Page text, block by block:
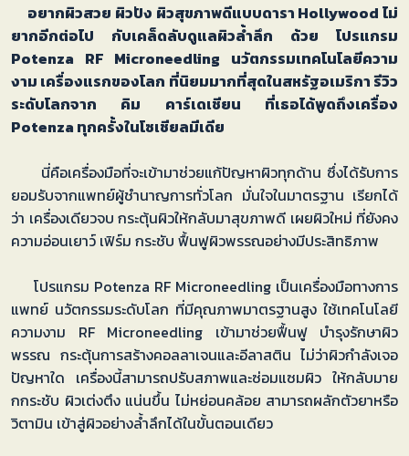
อยากผิวสวย ผิวปัง ผิวสุขภาพดีแบบดารา Hollywood ไม่
ยากอีกต่อไป กับเคล็ดลับดูแลผิวล้ำลึก ด้วย โปรแกรม
Potenza RF Microneedling นวัตกรรมเทคโนโลยีความ
งาม เครื่องแรกของโลก ที่นิยมมากที่สุดในสหรัฐอเมริกา รีวิว
ระดับโลกจาก คิม คาร์เดเชียน ที่เธอได้พูดถึงเครื่อง
Potenza ทุกครั้งในโซเชียลมีเดีย
นี่คือเครื่องมือที่จะเข้ามาช่วยแก้ปัญหาผิวทุกด้าน ซึ่งได้รับการ
ยอมรับจากแพทย์ผู้ชำนาญการทั่วโลก มั่นใจในมาตรฐาน เรียกได้
ว่า เครื่องเดียวจบ กระตุ้นผิวให้กลับมาสุขภาพดี เผยผิวใหม่ ที่ยังคง
ความอ่อนเยาว์ เฟิร์ม กระชับ ฟื้นฟูผิวพรรณอย่างมีประสิทธิภาพ
โปรแกรม Potenza RF Microneedling เป็นเครื่องมือทางการ
แพทย์ นวัตกรรมระดับโลก ที่มีคุณภาพมาตรฐานสูง ใช้เทคโนโลยี
ความงาม RF Microneedling เข้ามาช่วยฟื้นฟู บำรุงรักษาผิว
พรรณ กระตุ้นการสร้างคอลลาเจนและอีลาสติน ไม่ว่าผิวกำลังเจอ
ปัญหาใด เครื่องนี้สามารถปรับสภาพและซ่อมแซมผิว ให้กลับมาย
กกระชับ ผิวเต่งตึง แน่นขึ้น ไม่หย่อนคล้อย สามารถผลักตัวยาหรือ
วิตามิน เข้าสู่ผิวอย่างล้ำลึกได้ในขั้นตอนเดียว